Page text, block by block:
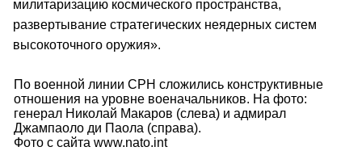
милитаризацию космического пространства,
развертывание стратегических неядерных систем
высокоточного оружия».
По военной линии СРН сложились конструктивные
отношения на уровне военачальников. На фото:
генерал Николай Макаров (слева) и адмирал
Джампаоло ди Паола (справа).
Фото с сайта www.nato.int